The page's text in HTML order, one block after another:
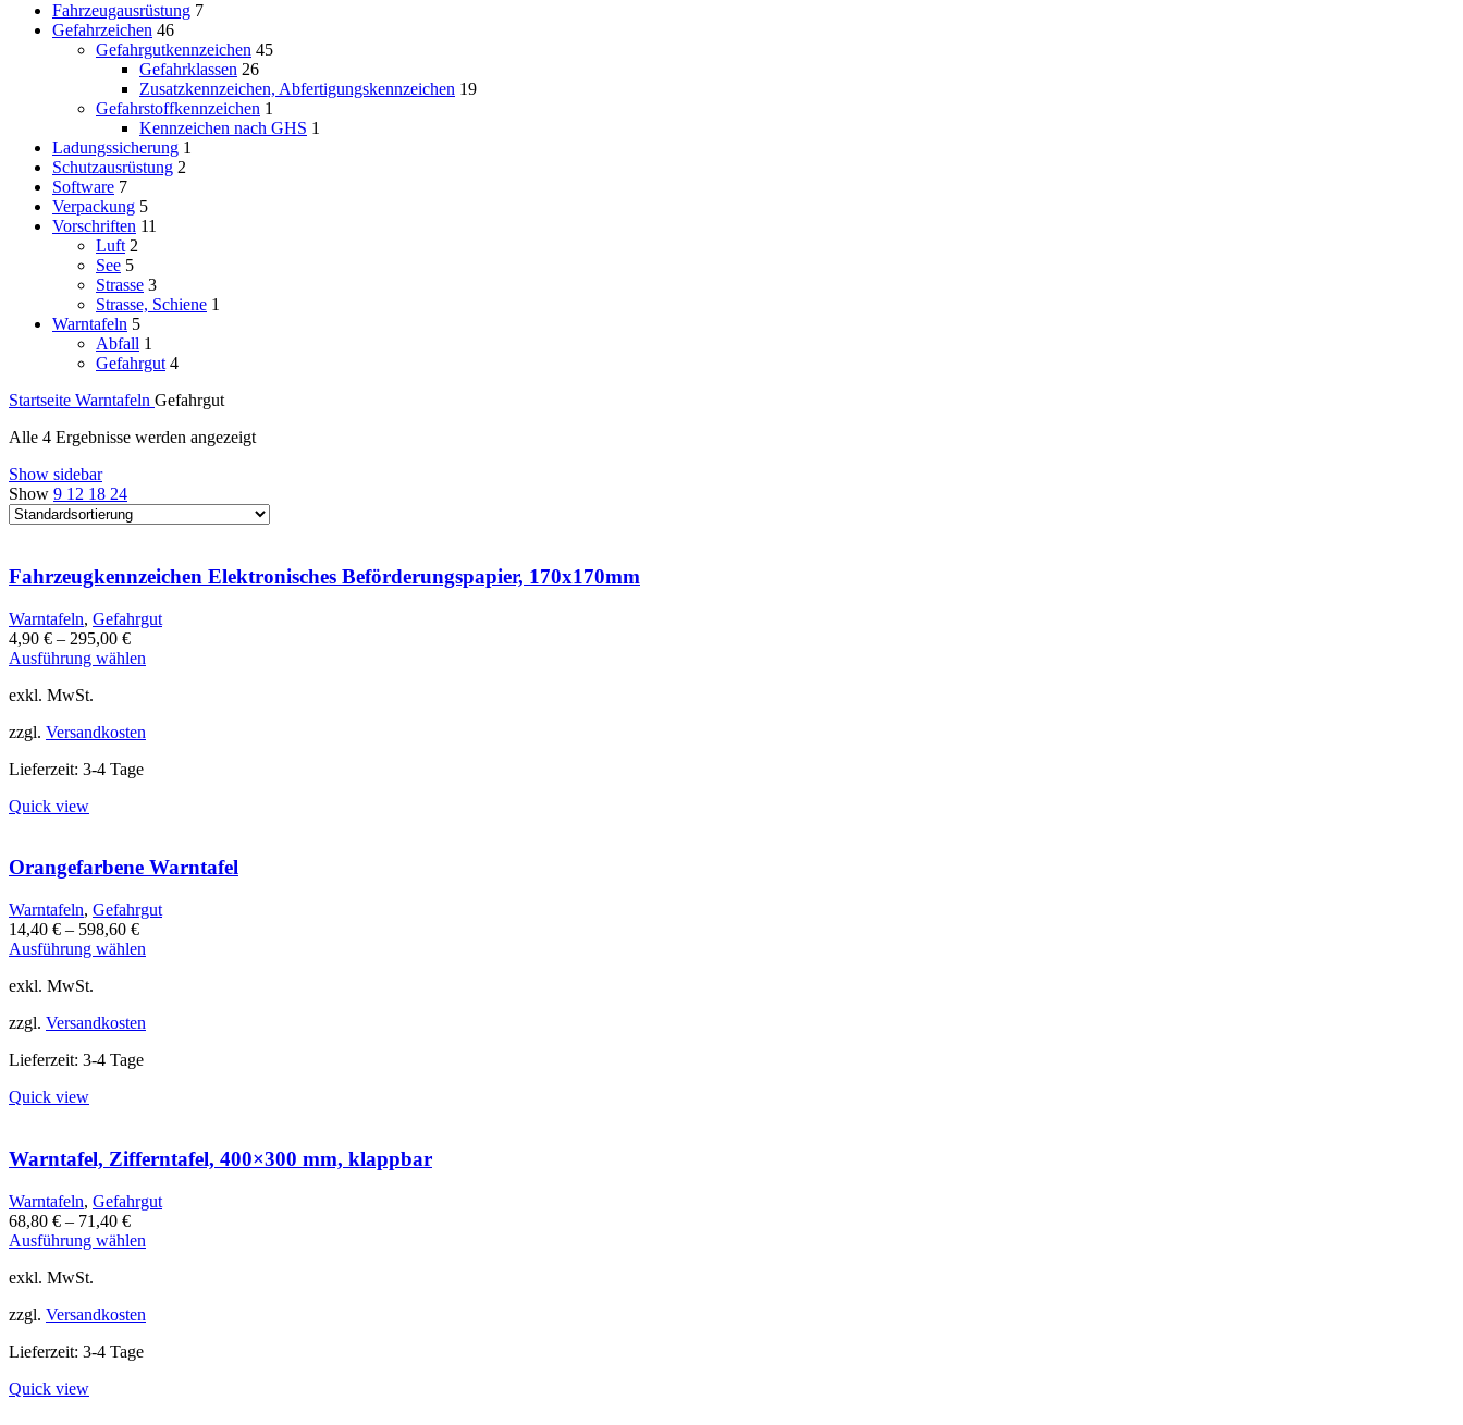
Fahrzeugausrüstung 7
Gefahrzeichen 46
Gefahrgutkennzeichen 45
Gefahrklassen 26
Zusatzkennzeichen, Abfertigungskennzeichen 19
Gefahrstoffkennzeichen 1
Kennzeichen nach GHS 1
Ladungssicherung 1
Schutzausrüstung 2
Software 7
Verpackung 5
Vorschriften 11
Luft 2
See 5
Strasse 3
Strasse, Schiene 1
Warntafeln 5
Abfall 1
Gefahrgut 4
Startseite Warntafeln Gefahrgut
Alle 4 Ergebnisse werden angezeigt
Show sidebar
Show 9 12 18 24
Fahrzeugkennzeichen Elektronisches Beförderungspapier, 170x170mm
Warntafeln, Gefahrgut
4,90 € – 295,00 €
Ausführung wählen
Varianten
Produktseite
werden
exkl. MwSt.
zzgl. Versandkosten
Lieferzeit: 3-4 Tage
Quick view
Orangefarbene Warntafel
Warntafeln, Gefahrgut
14,40 € – 598,60 €
Ausführung wählen
Varianten
Produktseite
werden
exkl. MwSt.
zzgl. Versandkosten
Lieferzeit: 3-4 Tage
Quick view
Warntafel, Zifferntafel, 400×300 mm, klappbar
Warntafeln, Gefahrgut
68,80 € – 71,40 €
Ausführung wählen
Varianten
exkl. MwSt.
zzgl. Versandkosten
Lieferzeit: 3-4 Tage
Quick view